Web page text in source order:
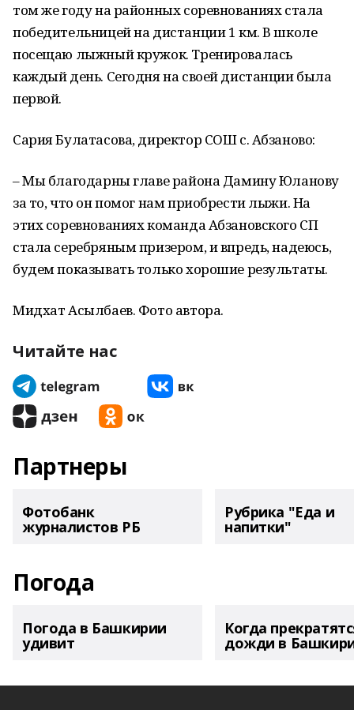
том же году на районных соревнованиях стала
победительницей на дистанции 1 км. В школе
посещаю лыжный кружок. Тренировалась
каждый день. Сегодня на своей дистанции была
первой.
Сария Булатасова, директор СОШ с. Абзаново:
– Мы благодарны главе района Дамину Юланову
за то, что он помог нам приобрести лыжи. На
этих соревнованиях команда Абзановского СП
стала серебряным призером, и впредь, надеюсь,
будем показывать только хорошие результаты.
Мидхат Асылбаев. Фото автора.
Читайте нас
Партнеры
Фотобанк
журналистов РБ
Рубрика "Еда и
напитки"
Погода
Погода в Башкирии
удивит
Когда
дожди в